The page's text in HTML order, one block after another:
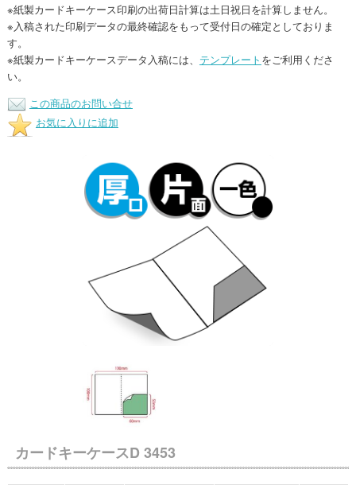
※紙製カードキーケース印刷の出荷日計算は土日祝日を計算しません。
※入稿された印刷データの最終確認をもって受付日の確定としておりま
す。
※紙製カードキーケースデータ入稿には、 テンプレート をご利用くださ
い。
この商品のお問い合せ
お気に入りに追加
カードキーケースD 3453